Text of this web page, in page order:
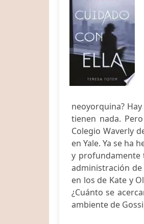
neoyorquina?
tienen nada.
Colegio Waverly
en Yale. Ya se ha
y profundamente
administración
en los de Kate y
¿Cuánto se
ambiente de